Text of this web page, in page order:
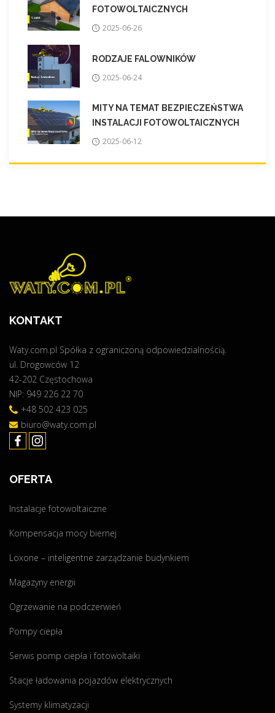
FOTOWOLTAICZNYCH
2025-06-26
RODZAJE FALOWNIKÓW
2025-06-24
MITY NA TEMAT BEZPIECZEŃSTWA
INSTALACJI FOTOWOLTAICZNYCH
2025-06-12
KONTAKT
Waty.com.pl Spółka z ograniczoną odpowiedzialnością.
ul. Drogowców 12
42-202 Częstochowa
NIP: 949 226 22 70
+48 502 423 025
biuro@waty.com.pl
OFERTA
Instalacje fotowoltaiczne
Kompensacja mocy biernej
Loxone – inteligentne zarządzanie budynkiem
Magazyny energii
Ogrzewanie na podczerwień
Pompy ciepła
Serwis pomp ciepła i fotowoltaiki
Stacje ładowania pojazdów elektrycznych
Systemy klimatyzacji